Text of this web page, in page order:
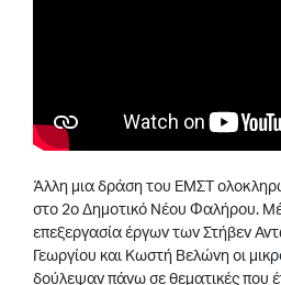
Άλλη μια δράση του ΕΜΣΤ
στο 2o Δημοτικό Νέου Φαλήρου.
επεξεργασία έργων των Στήβεν
Γεωργίου και Κωστή Βελώνη οι
δούλεψαν πάνω σε θεματικές που